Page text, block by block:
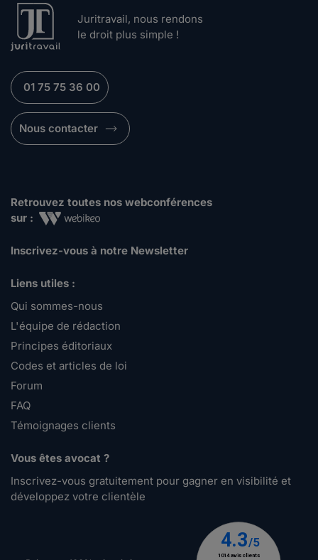
Juritravail, nous rendons
le droit plus simple !
01 75 75 36 00
Nous contacter
Retrouvez toutes nos webconférences
sur :
Inscrivez-vous à notre Newsletter
Liens utiles :
Qui sommes-nous
L'équipe de rédaction
Principes éditoriaux
Codes et articles de loi
Forum
FAQ
Témoignages clients
Vous êtes avocat ?
Inscrivez-vous gratuitement pour gagner en visibilité et
développez votre clientèle